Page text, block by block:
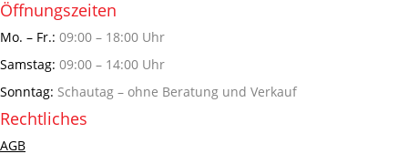
Öffnungszeiten
Mo. – Fr.: 09:00 – 18:00 Uhr
Samstag: 09:00 – 14:00 Uhr
Sonntag: Schautag – ohne Beratung und Verkauf
Rechtliches
AGB